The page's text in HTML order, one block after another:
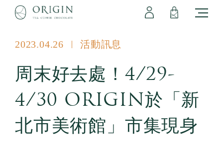
2023.04.26 活動訊息
周末好去處！4/29-
4/30 ORIGIN於「新
北市美術館」市集現身